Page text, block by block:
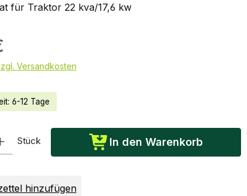
für Traktor 22 kva/17,6 kw
Versandkosten
6-12 Tage
gewünschten Wert ein oder benutze die Schaltflächen um die
Stück In den Warenkorb
hinzufügen